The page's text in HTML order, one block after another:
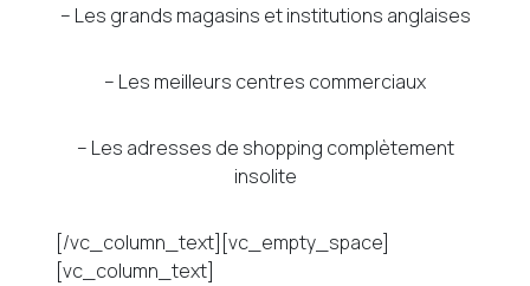
– Les grands magasins et institutions anglaises
– Les meilleurs centres commerciaux
– Les adresses de shopping complètement
insolite
[/vc_column_text][vc_empty_space]
[vc_column_text]